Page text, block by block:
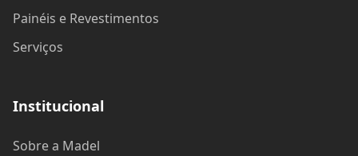
Painéis e Revestimentos
Serviços
Institucional
Sobre a Madel